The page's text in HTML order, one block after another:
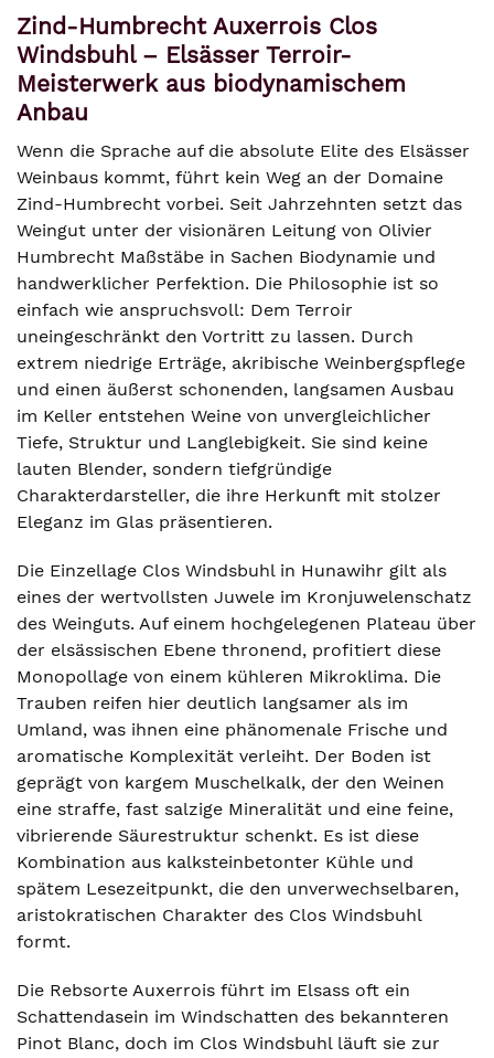
Zind-Humbrecht Auxerrois Clos
Windsbuhl – Elsässer Terroir-
Meisterwerk aus biodynamischem
Anbau
Wenn die Sprache auf die absolute Elite des Elsässer
Weinbaus kommt, führt kein Weg an der Domaine
Zind-Humbrecht vorbei. Seit Jahrzehnten setzt das
Weingut unter der visionären Leitung von Olivier
Humbrecht Maßstäbe in Sachen Biodynamie und
handwerklicher Perfektion. Die Philosophie ist so
einfach wie anspruchsvoll: Dem Terroir
uneingeschränkt den Vortritt zu lassen. Durch
extrem niedrige Erträge, akribische Weinbergspflege
und einen äußerst schonenden, langsamen Ausbau
im Keller entstehen Weine von unvergleichlicher
Tiefe, Struktur und Langlebigkeit. Sie sind keine
lauten Blender, sondern tiefgründige
Charakterdarsteller, die ihre Herkunft mit stolzer
Eleganz im Glas präsentieren.
Die Einzellage Clos Windsbuhl in Hunawihr gilt als
eines der wertvollsten Juwele im Kronjuwelenschatz
des Weinguts. Auf einem hochgelegenen Plateau über
der elsässischen Ebene thronend, profitiert diese
Monopollage von einem kühleren Mikroklima. Die
Trauben reifen hier deutlich langsamer als im
Umland, was ihnen eine phänomenale Frische und
aromatische Komplexität verleiht. Der Boden ist
geprägt von kargem Muschelkalk, der den Weinen
eine straffe, fast salzige Mineralität und eine feine,
vibrierende Säurestruktur schenkt. Es ist diese
Kombination aus kalksteinbetonter Kühle und
spätem Lesezeitpunkt, die den unverwechselbaren,
aristokratischen Charakter des Clos Windsbuhl
formt.
Die Rebsorte Auxerrois führt im Elsass oft ein
Schattendasein im Windschatten des bekannteren
Pinot Blanc, doch im Clos Windsbuhl läuft sie zur